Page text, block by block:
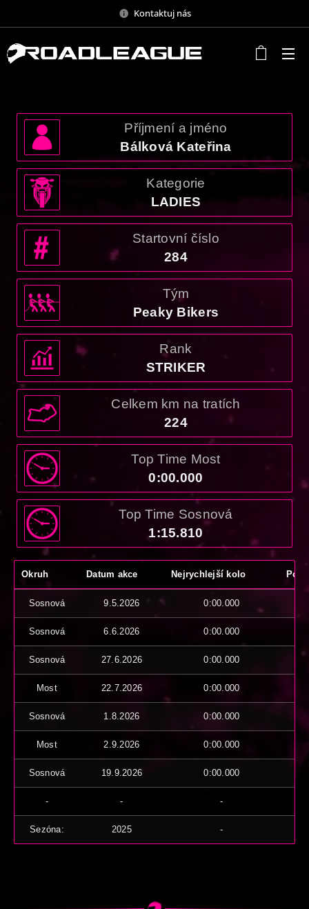
Kontaktuj nás
Příjmení a jméno
Bálková Kateřina
Kategorie
LADIES
Startovní číslo
284
Tým
Peaky Bikers
Rank
STRIKER
Celkem km na tratích
224
Top Time Most
0:00.000
Top Time Sosnová
1:15.810
Okruh Datum akce Nejrychlejší kolo
Sosnová 9.5.2026 0:00.000
Sosnová 6.6.2026 0:00.000
Sosnová 27.6.2026 0:00.000
Most 22.7.2026 0:00.000
Sosnová 1.8.2026 0:00.000
Most 2.9.2026 0:00.000
Sosnová 19.9.2026 0:00.000
- - -
Sezóna: 2025 -